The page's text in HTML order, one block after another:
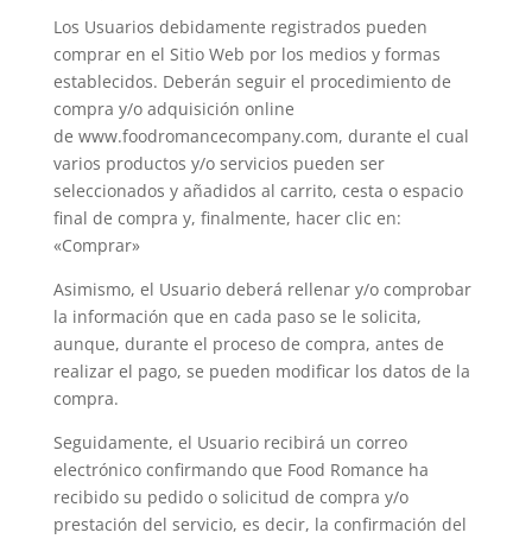
Los Usuarios debidamente registrados pueden
comprar en el Sitio Web por los medios y formas
establecidos. Deberán seguir el procedimiento de
compra y/o adquisición online
de www.foodromancecompany.com, durante el cual
varios productos y/o servicios pueden ser
seleccionados y añadidos al carrito, cesta o espacio
final de compra y, finalmente, hacer clic en:
«Comprar»
Asimismo, el Usuario deberá rellenar y/o comprobar
la información que en cada paso se le solicita,
aunque, durante el proceso de compra, antes de
realizar el pago, se pueden modificar los datos de la
compra.
Seguidamente, el Usuario recibirá un correo
electrónico confirmando que Food Romance ha
recibido su pedido o solicitud de compra y/o
prestación del servicio, es decir, la confirmación del